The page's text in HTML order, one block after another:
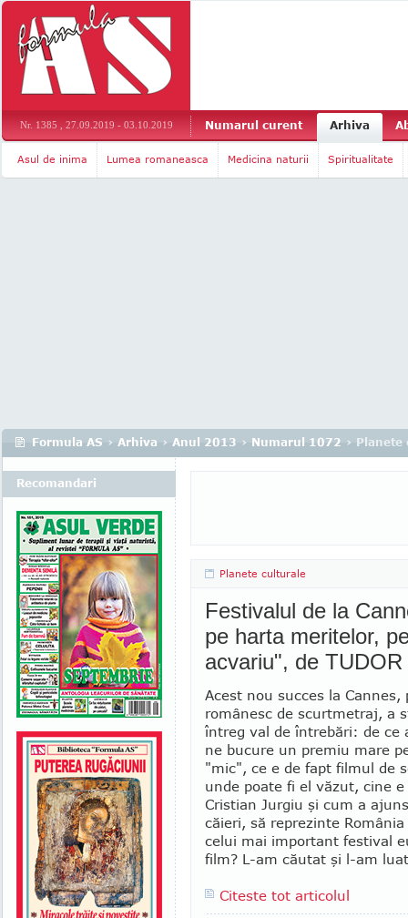
Nr. 1385 , 27.09.2019 - 03.10.2019 Numarul curent Arhiva
Asul de inima Lumea romaneasca Medicina naturii Spiritualitate
Formula AS › Arhiva › Anul 2013 › Numarul 1072 ›
Planete culturale
Festivalul de la
pe harta meritelor,
acvariu", de
Acest nou succes la
ro­mâ­­nesc de scurtmetraj, a
întreg val de întrebări: de ce
ne bucu­re un premiu mare
"mic", ce e de fapt filmul de
unde poate fi el văzut, cine e
Cristian Jur­giu şi cum a
căieri, să reprezinte
celui mai important festi­val
film? L-am căutat şi l-am
Citeste tot articolul
Recomandari